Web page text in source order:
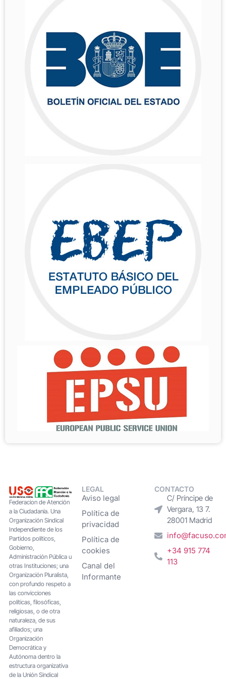
Federacion de Atención
a la Ciudadanía. Una
Organización Sindical
Independiente de los
Partidos políticos,
Gobierno,
Administración Pública u
otras Instituciones; una
Organización Pluralista,
con profundo respeto a
las convicciones
políticas, filosóficas,
religiosas, o de otra
naturaleza, de sus
afiliados; una
Organización
Democrática y
Autónoma dentro la
estructura organizativa
de la Unión Sindical
LEGAL
Aviso legal
Política de
privacidad
Política de
cookies
Canal del
Informante
CONTACTO
C/ Príncipe de
Vergara, 13 7.
28001 Madrid
+34 915 774
113